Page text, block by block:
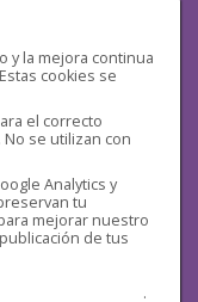
y la mejora continua
cookies se
el correcto
se utilizan con
Analytics y
tu
mejorar nuestro
de tus
.